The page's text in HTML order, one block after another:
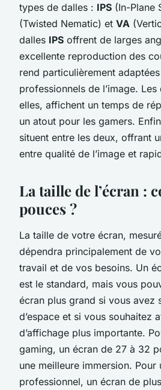
types de dalles : IPS (In-Plane
(Twisted Nematic) et VA
dalles IPS offrent de larges
excellente reproduction des
rend particulièrement
professionnels de l’image. Les
elles, affichent un temps de
un atout pour les gamers.
situent entre les deux, offrant
entre qualité de l’image et
La taille de l’écran :
pouces ?
La taille de votre écran,
dépendra principalement de
travail et de vos besoins. Un
est le standard, mais vous
écran plus grand si vous avez
d’espace et si vous souhaitez
d’affichage plus importante.
gaming, un écran de 27 à 32
une meilleure immersion. Pour
professionnel, un écran de